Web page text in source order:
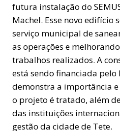
futura instalação do
Machel. Esse novo edifício
serviço municipal de
as operações e
trabalhos realizados. A
está sendo financiada
demonstra a importância
o projeto é tratado, além
das instituições
gestão da cidade de Tete.